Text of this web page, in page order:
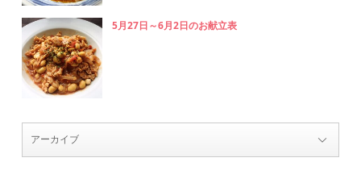
5月27日～6月2日のお献立表